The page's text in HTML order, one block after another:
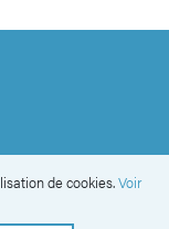
de cookies.Voir